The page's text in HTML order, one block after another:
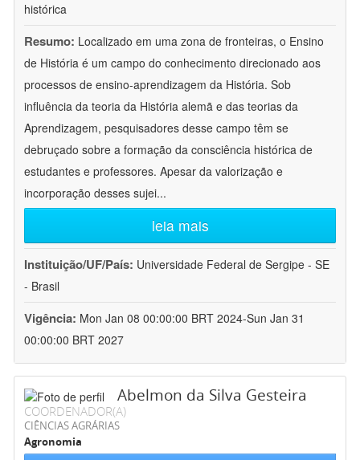
histórica
Resumo: Localizado em uma zona de fronteiras, o Ensino
de História é um campo do conhecimento direcionado aos
processos de ensino-aprendizagem da História. Sob
influência da teoria da História alemã e das teorias da
Aprendizagem, pesquisadores desse campo têm se
debruçado sobre a formação da consciência histórica de
estudantes e professores. Apesar da valorização e
incorporação desses sujei...
leia mais
Instituição/UF/País: Universidade Federal de Sergipe - SE
- Brasil
Vigência: Mon Jan 08 00:00:00 BRT 2024-Sun Jan 31
00:00:00 BRT 2027
Abelmon da Silva Gesteira
COORDENADOR(A)
CIÊNCIAS AGRÁRIAS
Agronomia